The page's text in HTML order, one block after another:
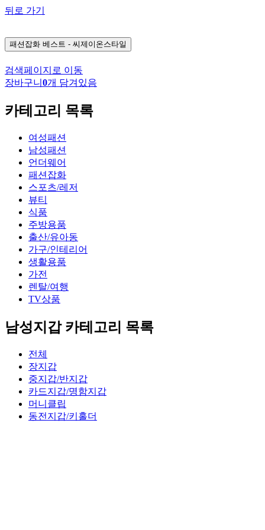
뒤로 가기
패션잡화 베스트 - 씨제이온스타일
검색페이지로 이동
장바구니 0개 담겨있음
카테고리 목록
여성패션
남성패션
언더웨어
패션잡화
스포츠/레저
뷰티
식품
주방용품
출산/유아동
가구/인테리어
생활용품
가전
렌탈/여행
TV상품
남성지갑 카테고리 목록
전체
장지갑
중지갑/반지갑
카드지갑/명함지갑
머니클립
동전지갑/키홀더